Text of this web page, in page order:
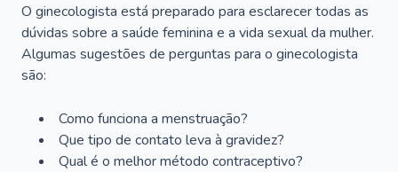
O ginecologista está preparado para esclarecer todas as
dúvidas sobre a saúde feminina e a vida sexual da mulher.
Algumas sugestões de perguntas para o ginecologista
são:
Como funciona a menstruação?
Que tipo de contato leva à gravidez?
Qual é o melhor método contraceptivo?